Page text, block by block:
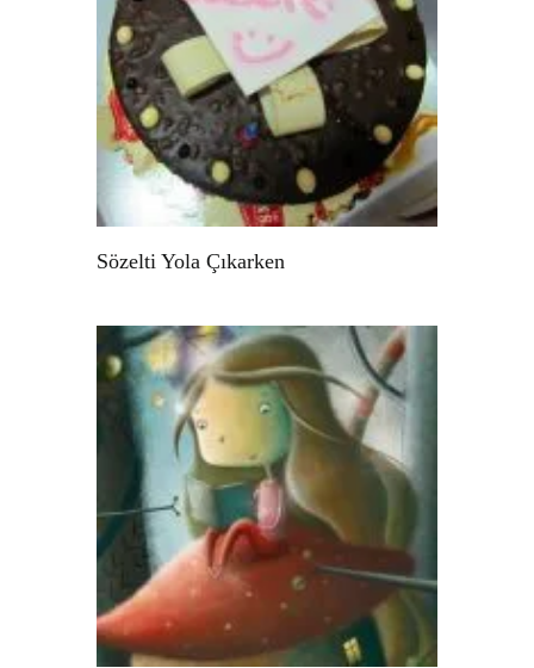
Sözelti Yola Çıkarken